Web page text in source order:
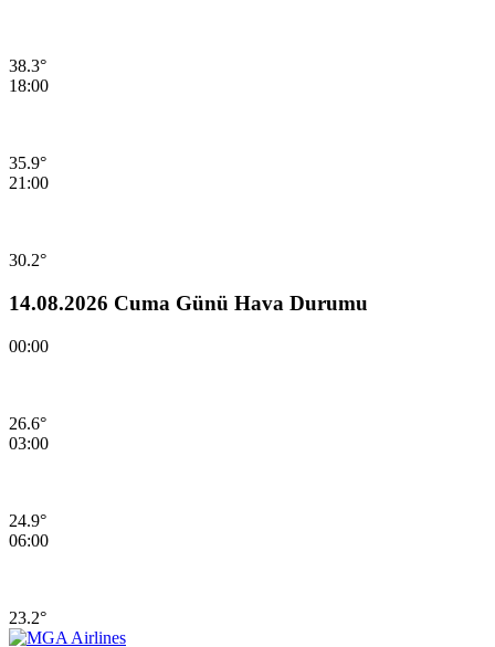
38.3°
18:00
35.9°
21:00
30.2°
14.08.2026 Cuma Günü Hava Durumu
00:00
26.6°
03:00
24.9°
06:00
23.2°